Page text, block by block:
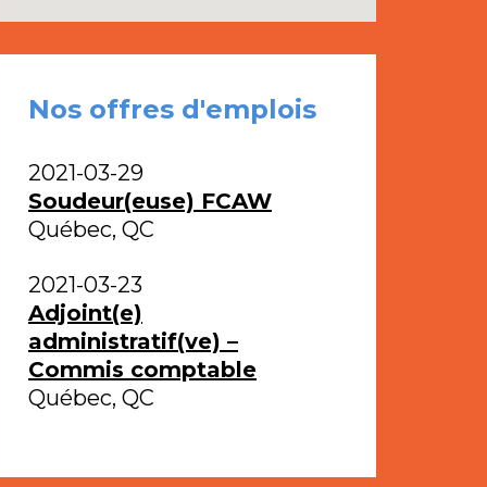
Nos offres d'emplois
2021-03-29
Soudeur(euse) FCAW
Québec, QC
2021-03-23
Adjoint(e)
administratif(ve) –
Commis comptable
Québec, QC